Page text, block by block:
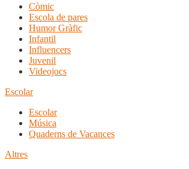
Còmic
Escola de pares
Humor Gràfic
Infantil
Influencers
Juvenil
Videojocs
Escolar
Escolar
Música
Quaderns de Vacances
Altres